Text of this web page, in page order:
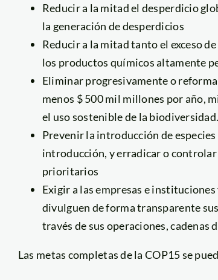
Reducir a la mitad el desperdicio
la generación de desperdicios
Reducir a la mitad tanto el exceso
los productos químicos altamente
Eliminar progresivamente o
menos $ 500 mil millones por año,
el uso sostenible de la biodiversidad.
Prevenir la introducción de
introducción, y erradicar o controlar
prioritarios
Exigir a las empresas e
divulguen de forma transparente
través de sus operaciones, cadenas
Las metas completas de la COP15 se